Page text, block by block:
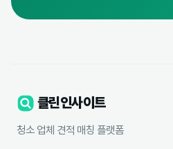
클린인사이트
청소 업체 견적 매칭 플랫폼